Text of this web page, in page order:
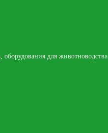
для животноводства